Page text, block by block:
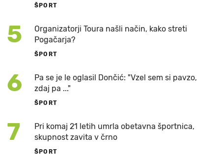
ŠPORT
5
Organizatorji Toura našli način, kako streti
Pogačarja?
ŠPORT
6
Pa se je le oglasil Dončić: "Vzel sem si pavzo,
zdaj pa ..."
ŠPORT
7
Pri komaj 21 letih umrla obetavna športnica,
skupnost zavita v črno
ŠPORT